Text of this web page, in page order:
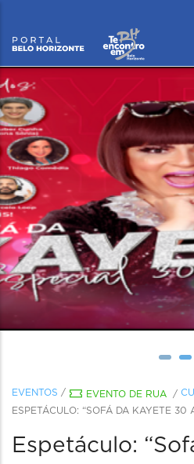
EVENTOS / EVENTO DE RUA /
ESPETÁCULO: “SOFÁ DA KAYETE 30
Espetáculo: